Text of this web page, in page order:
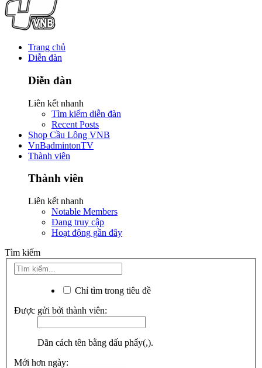
Trang chủ
Diễn đàn
Diễn đàn
Liên kết nhanh
Tìm kiếm diễn đàn
Recent Posts
Shop Cầu Lông VNB
VnBadmintonTV
Thành viên
Thành viên
Liên kết nhanh
Notable Members
Đang truy cập
Hoạt động gần đây
Tìm kiếm
Chỉ tìm trong tiêu đề
Được gửi bởi thành viên:
Dãn cách tên bằng dấu phẩy(,).
Mới hơn ngày: